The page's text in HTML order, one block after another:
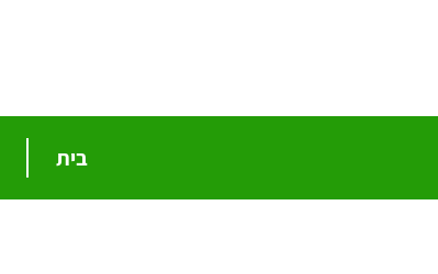
בית